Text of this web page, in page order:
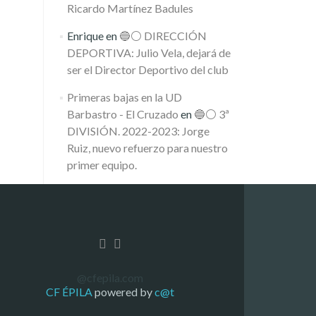
Ricardo Martínez Badules
Enriqueen 🔵⚪️ DIRECCIÓN
DEPORTIVA: Julio Vela, dejará de
ser el Director Deportivo del club
Primeras bajas en la UD
Barbastro - El Cruzado en 🔵⚪️ 3ª
DIVISIÓN. 2022-2023: Jorge
Ruiz, nuevo refuerzo para nuestro
primer equipo.
CF ÉPILApowered byc@t